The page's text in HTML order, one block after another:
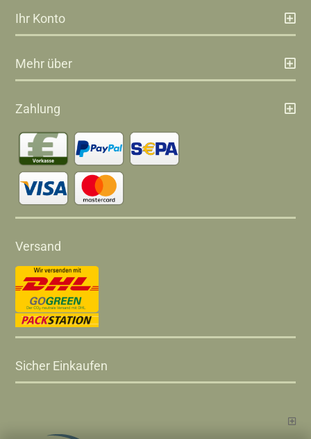
Ihr Konto
Mehr über
Zahlung
Versand
Sicher Einkaufen